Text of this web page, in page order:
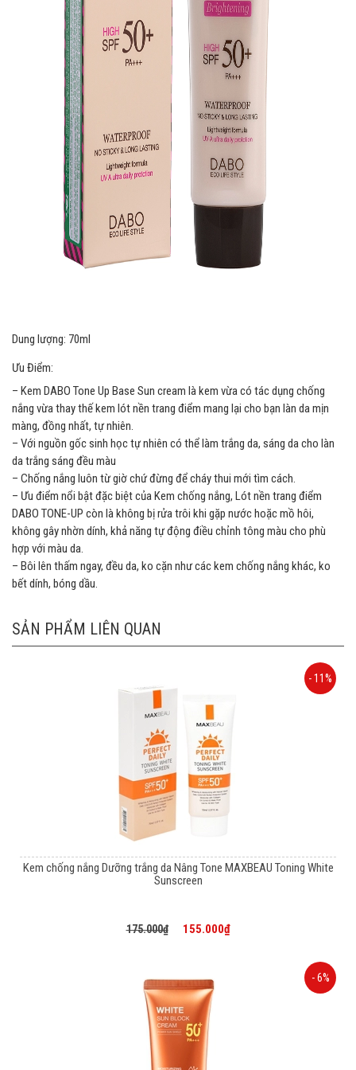
Dung lượng: 70ml
Ưu Điểm:
– Kem DABO Tone Up Base Sun cream là kem vừa có tác dụng chống
nắng vừa thay thế kem lót nền trang điểm mang lại cho bạn làn da mịn
màng, đồng nhất, tự nhiên.
– Với nguồn gốc sinh học tự nhiên có thể làm trắng da, sáng da cho làn
da trắng sáng đều màu
– Chống nắng luôn từ giờ chứ đừng để cháy thui mới tìm cách.
– Ưu điểm nổi bật đặc biệt của Kem chống nắng, Lót nền trang điểm
DABO TONE-UP còn là không bị rửa trôi khi gặp nước hoặc mồ hôi,
không gây nhờn dính, khả năng tự động điều chỉnh tông màu cho phù
hợp với màu da.
– Bôi lên thấm ngay, đều da, ko cặn như các kem chống nắng khác, ko
bết dính, bóng dầu.
SẢN PHẨM LIÊN QUAN
- 11%
Kem chống nắng Dưỡng trắng da Nâng Tone MAXBEAU Toning White
Sunscreen
175.000₫ 155.000₫
- 6%